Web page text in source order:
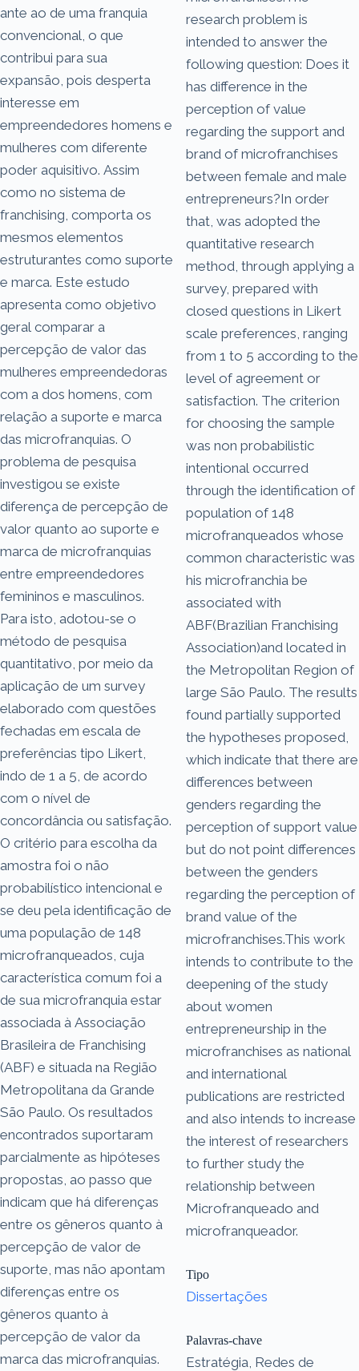
ante ao de uma franquia
convencional, o que
contribui para sua
expansão, pois desperta
interesse em
empreendedores homens e
mulheres com diferente
poder aquisitivo. Assim
como no sistema de
franchising, comporta os
mesmos elementos
estruturantes como suporte
e marca. Este estudo
apresenta como objetivo
geral comparar a
percepção de valor das
mulheres empreendedoras
com a dos homens, com
relação a suporte e marca
das microfranquias. O
problema de pesquisa
investigou se existe
diferença de percepção de
valor quanto ao suporte e
marca de microfranquias
entre empreendedores
femininos e masculinos.
Para isto, adotou-se o
método de pesquisa
quantitativo, por meio da
aplicação de um survey
elaborado com questões
fechadas em escala de
preferências tipo Likert,
indo de 1 a 5, de acordo
com o nível de
concordância ou satisfação.
O critério para escolha da
amostra foi o não
probabilístico intencional e
se deu pela identificação de
uma população de 148
microfranqueados, cuja
característica comum foi a
de sua microfranquia estar
associada à Associação
Brasileira de Franchising
(ABF) e situada na Região
Metropolitana da Grande
São Paulo. Os resultados
encontrados suportaram
parcialmente as hipóteses
propostas, ao passo que
indicam que há diferenças
entre os gêneros quanto à
percepção de valor de
suporte, mas não apontam
diferenças entre os
gêneros quanto à
percepção de valor da
marca das microfranquias.
research problem is
intended to answer the
following question: Does it
has difference in the
perception of value
regarding the support and
brand of microfranchises
between female and male
entrepreneurs?In order
that, was adopted the
quantitative research
method, through applying a
survey, prepared with
closed questions in Likert
scale preferences, ranging
from 1 to 5 according to the
level of agreement or
satisfaction. The criterion
for choosing the sample
was non probabilistic
intentional occurred
through the identification of
population of 148
microfranqueados whose
common characteristic was
his microfranchia be
associated with
ABF(Brazilian Franchising
Association)and located in
the Metropolitan Region of
large São Paulo. The results
found partially supported
the hypotheses proposed,
which indicate that there are
differences between
genders regarding the
perception of support value
but do not point differences
between the genders
regarding the perception of
brand value of the
microfranchises.This work
intends to contribute to the
deepening of the study
about women
entrepreneurship in the
microfranchises as national
and international
publications are restricted
and also intends to increase
the interest of researchers
to further study the
relationship between
Microfranqueado and
microfranqueador.
Tipo
Dissertações
Palavras-chave
Estratégia, Redes de